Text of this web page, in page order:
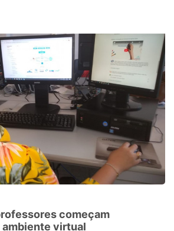
começam
virtual